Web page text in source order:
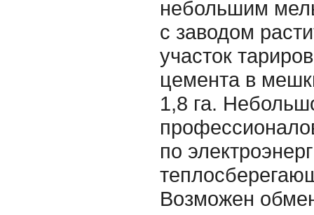
небольшим
с заводом
участок
цемента в
1,8 га.
по
Возможен